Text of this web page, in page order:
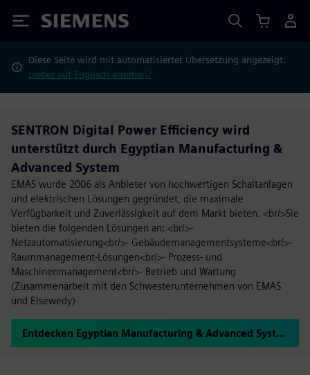
Siemens
Diese Seite wird mit automatisierter Übersetzung angezeigt.
Lieber auf Englisch ansehen?
SENTRON Digital Power Efficiency wird
unterstützt durch Egyptian Manufacturing &
Advanced System
EMAS wurde 2006 als Anbieter von hochwertigen Schaltanlagen
und elektrischen Lösungen gegründet, die maximale
Verfügbarkeit und Zuverlässigkeit auf dem Markt bieten. <br/>Sie
bieten die folgenden Lösungen an: <br/>-
Netzautomatisierung<br/>- Gebäudemanagementsysteme<br/>-
Raummanagement-Lösungen<br/>- Prozess- und
Maschinenmanagement<br/>- Betrieb und Wartung
(Zusammenarbeit mit den Schwesterunternehmen von EMAS
und Elsewedy)
Entdecken Egyptian Manufacturing & Advanced System